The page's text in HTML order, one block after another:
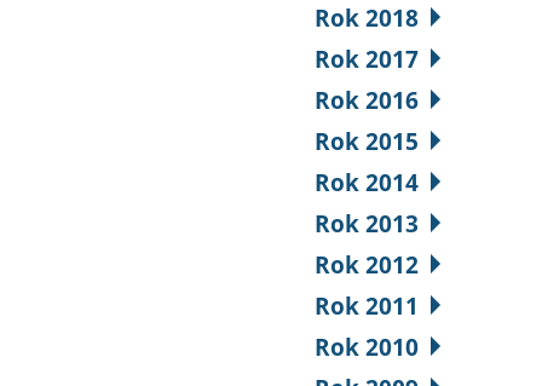
Rok 2018
Rok 2017
Rok 2016
Rok 2015
Rok 2014
Rok 2013
Rok 2012
Rok 2011
Rok 2010